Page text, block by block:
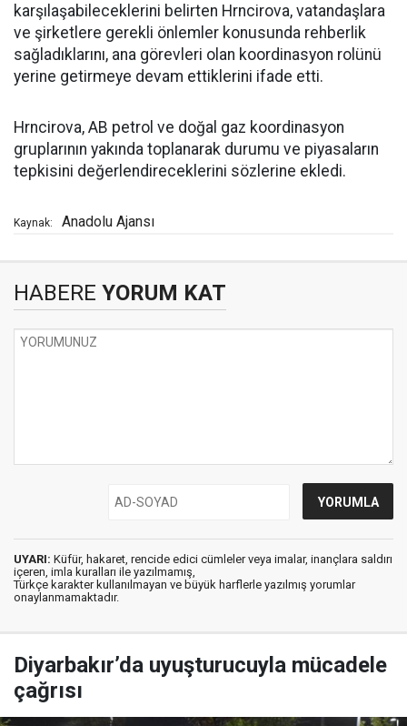
karşılaşabileceklerini belirten Hrncirova, vatandaşlara
ve şirketlere gerekli önlemler konusunda rehberlik
sağladıklarını, ana görevleri olan koordinasyon rolünü
yerine getirmeye devam ettiklerini ifade etti.
Hrncirova, AB petrol ve doğal gaz koordinasyon
gruplarının yakında toplanarak durumu ve piyasaların
tepkisini değerlendireceklerini sözlerine ekledi.
Kaynak: Anadolu Ajansı
HABERE YORUM KAT
UYARI: Küfür, hakaret, rencide edici cümleler veya imalar, inançlara saldırı
içeren, imla kuralları ile yazılmamış,
Türkçe karakter kullanılmayan ve büyük harflerle yazılmış yorumlar
onaylanmamaktadır.
Diyarbakır’da uyuşturucuyla mücadele
çağrısı